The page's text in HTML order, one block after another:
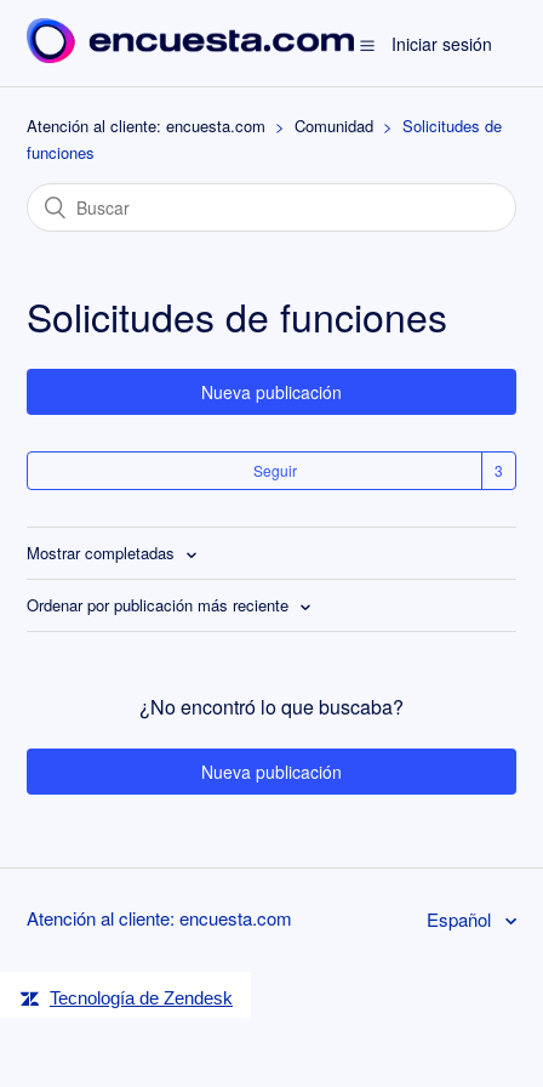
Iniciar sesión
Atención al cliente: encuesta.com Comunidad
Solicitudes de
funciones
Solicitudes de funciones
Nueva publicación
Seguir
Mostrar completadas
Ordenar por publicación más reciente
¿No encontró lo que buscaba?
Nueva publicación
Atención al cliente: encuesta.com Español
Tecnología de Zendesk